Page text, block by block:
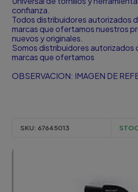
confianza.
Todos distribuidores autorizados
marcas que ofertamos nuestros
nuevos y originales.
Somos distribuidores autorizados
marcas que ofertamos
OBSERVACION: IMAGEN DE
SKU: 67645013